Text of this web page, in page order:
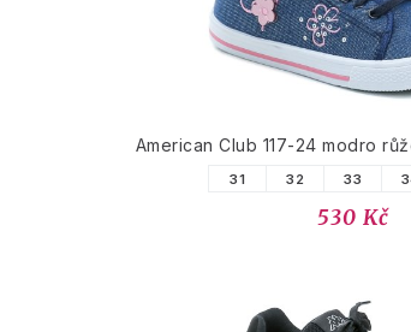
American Club 117-24 modro
31 32 33
530 Kč